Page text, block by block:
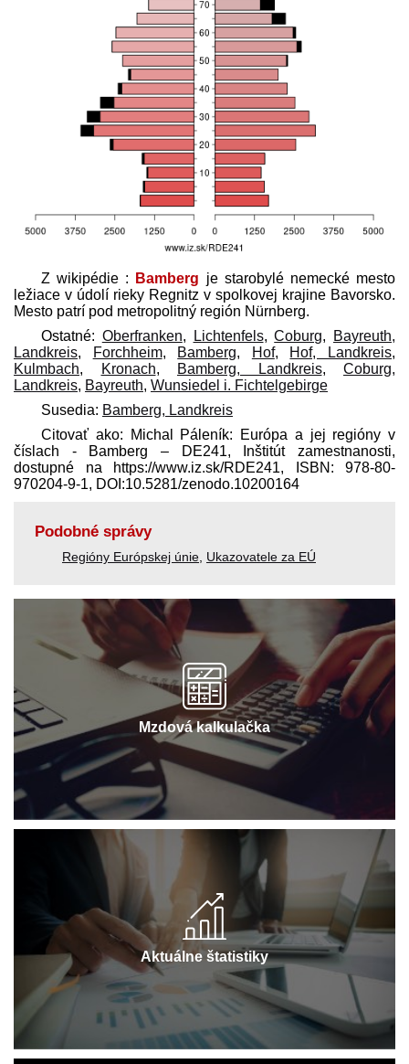
Z wikipédie : Bamberg je starobylé nemecké mesto
ležiace v údolí rieky Regnitz v spolkovej krajine Bavorsko.
Mesto patrí pod metropolitný región Nürnberg.
Ostatné: Oberfranken, Lichtenfels,Coburg,
Bayreuth,
Landkreis, Forchheim, Bamberg, Hof, Hof, Landkreis,
Kulmbach, Kronach, Bamberg, Landkreis, Coburg,
Landkreis, Bayreuth, Wunsiedel i. Fichtelgebirge
Susedia: Bamberg, Landkreis
Citovať ako: Michal Páleník: Európa a jej regióny v
číslach - Bamberg – DE241, Inštitút zamestnanosti,
dostupné na https://www.iz.sk/​RDE241, ISBN: 978-80-
970204-9-1, DOI:10.5281/zenodo.10200164
Podobné správy
Regióny Európskej únie Ukazovatele za EÚ
Mzdová kalkulačka
Aktuálne štatistiky